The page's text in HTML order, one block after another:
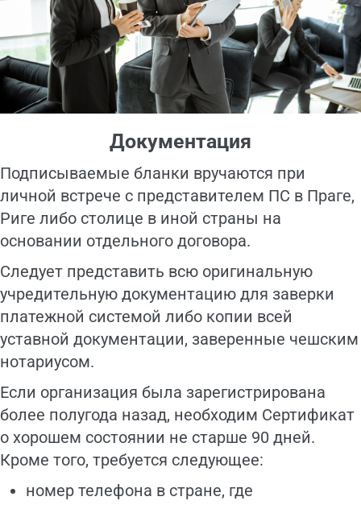
Документация
Подписываемые бланки вручаются при
личной встрече с представителем ПС в Праге,
Риге либо столице в иной страны на
основании отдельного договора.
Следует представить всю оригинальную
учредительную документацию для заверки
платежной системой либо копии всей
уставной документации, заверенные чешским
нотариусом.
Если организация была зарегистрирована
более полугода назад, необходим Сертификат
о хорошем состоянии не старше 90 дней.
Кроме того, требуется следующее:
номер телефона в стране, где